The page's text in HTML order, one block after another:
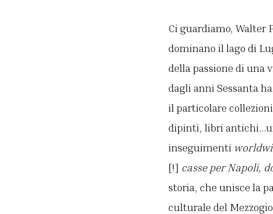
Ci guardiamo, Walter
dominano il lago di
della passione di una
dagli anni Sessanta
il particolare
dipinti, libri
inseguimenti
[!] casse per Napoli,
storia, che unisce la
culturale del